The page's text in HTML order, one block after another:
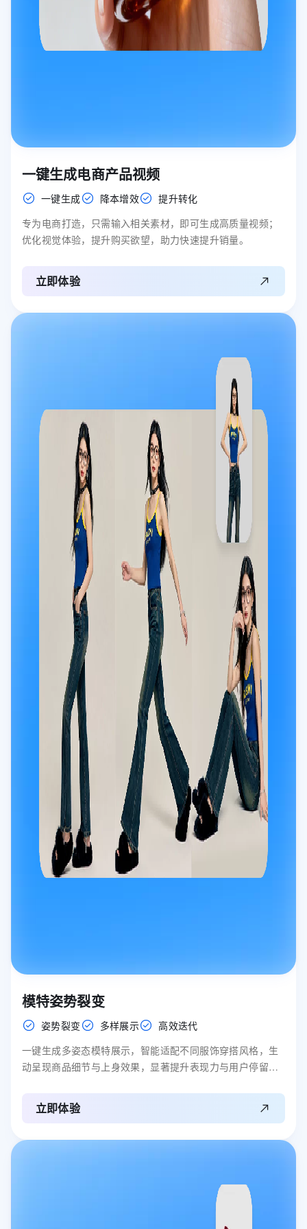
一键生成电商产品视频
一键生成 降本增效
提升转化
专为电商打造，只需输入相关素材，即可生成高质量视频；
优化视觉体验，提升购买欲望，助力快速提升销量。
立即体验
模特姿势裂变
姿势裂变 多样展示
高效迭代
一键生成多姿态模特展示，智能适配不同服饰穿搭风格，生
动呈现商品细节与上身效果，显著提升表现力与用户停留时
立即体验